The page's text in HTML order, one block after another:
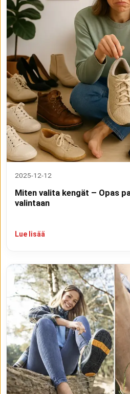
2025-12-12
Miten valita kengät – Opas
valintaan
Lue lisää